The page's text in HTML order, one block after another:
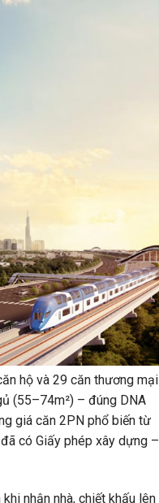
hộ và 29 căn thương mại
(55–74m²) – đúng DNA
giá căn 2PN phổ biến từ
có Giấy phép xây dựng –
nhận nhà, chiết khấu lên